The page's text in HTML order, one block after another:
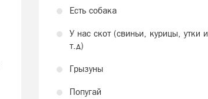
Есть собака
У нас скот (свиньи, курицы, утки и
т.д)
Грызуны
Попугай